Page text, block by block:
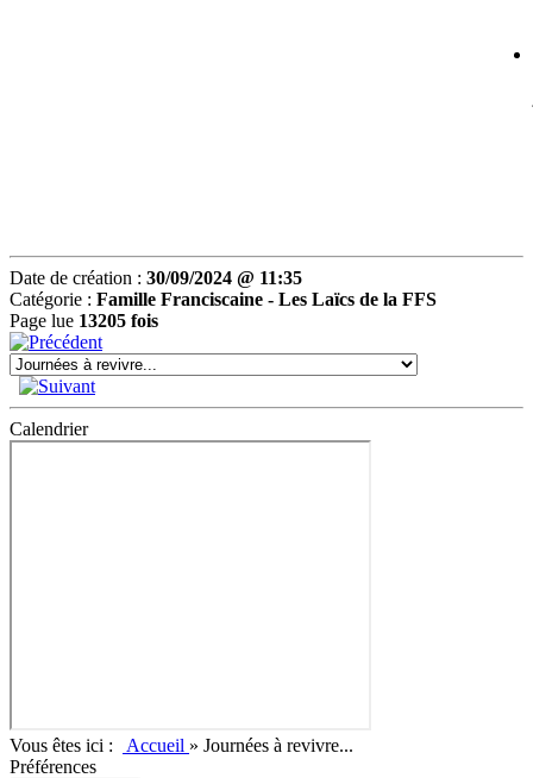
Date de création : 30/09/2024 @ 11:35
Catégorie : Famille Franciscaine - Les Laïcs de la FFS
Page lue 13205 fois
Calendrier
Vous êtes ici : Accueil » Journées à revivre...
Préférences